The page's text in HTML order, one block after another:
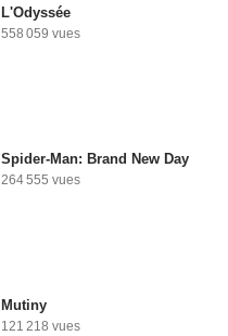
L'Odyssée
558 059 vues
Spider-Man: Brand New Day
264 555 vues
Mutiny
121 218 vues